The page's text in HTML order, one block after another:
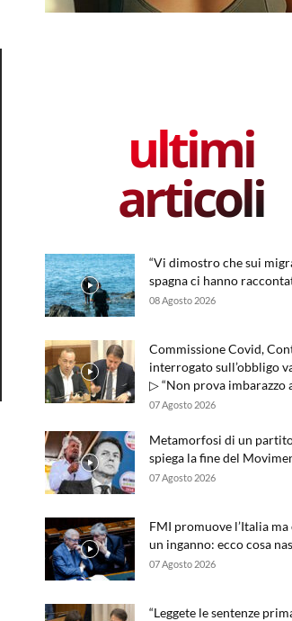
ultimi
articoli
“Vi dimostro che sui
spagna ci hanno
08 Agosto 2026
Commissione Covid,
interrogato sull’obbligo
▷ “Non prova imbarazzo
07 Agosto 2026
Metamorfosi di un
spiega la fine del
07 Agosto 2026
FMI promuove l’Italia
un inganno: ecco cosa
07 Agosto 2026
“Leggete le sentenze